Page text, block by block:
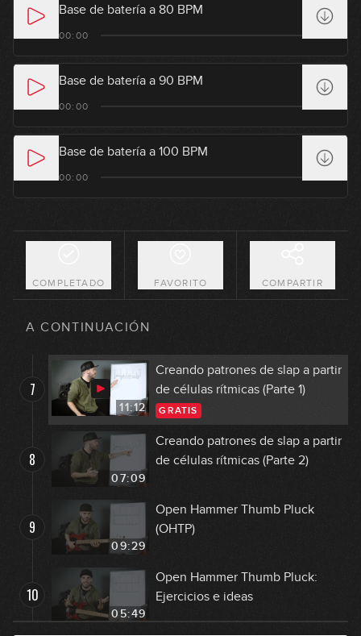
Base de batería a 80 BPM
00:00
Base de batería a 90 BPM
00:00
Base de batería a 100 BPM
00:00
COMPLETADO FAVORITO COMPARTIR
A CONTINUACIÓN
11:26
09:26
4
Introduciendo Hammer-ons y
6
El slap de pulgar constante
7
11:12
Creando patrones de slap a partir
de células rítmicas (Parte 1)
GRATIS
8
07:09
Creando patrones de slap a partir
de células rítmicas (Parte 2)
9
09:29
Open Hammer Thumb Pluck
(OHTP)
10
05:49
Open Hammer Thumb Pluck:
Ejercicios e ideas